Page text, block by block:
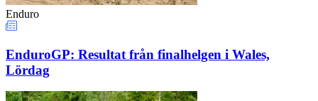
Enduro
EnduroGP: Resultat från finalhelgen i Wales,
Lördag